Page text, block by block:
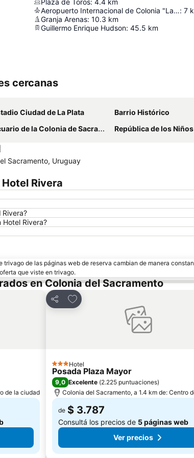
Aeropuerto Internacional de Colonia "Laguna de los Patos": 7
Granja Arenas: 10.3 km
Guillermo Enrique Hudson: 45.5 km
cercanas
Ciudad de La Plata Barrio Histórico
de la Colonia de Sacramento República de los Niños
Sacramento, Uruguay
Rivera
Rivera?
de las páginas web de reserva cambian de manera
que viste en trivago.
en Colonia del Sacramento
de la ciudad
Compartir
Añadir a favoritos
3 Estrellas
Hotel
Posada Plaza Mayor
9,0 Excelente (2.225 puntuaciones)
Colonia del Sacramento, a 1.4 km de: Centro
de $ 3.787
Consultá los precios de 5 páginas web
Ver precios